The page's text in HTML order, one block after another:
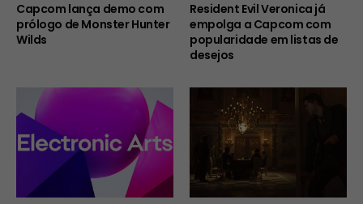
Capcom lança demo com
prólogo de Monster Hunter
Wilds
Resident Evil Veronica já
empolga a Capcom com
popularidade em listas de
desejos